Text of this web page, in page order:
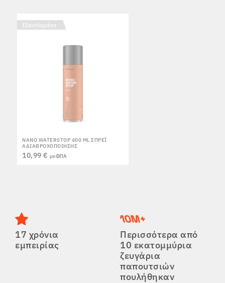
Εξαντλημένο
NANO WATERSTOP 400 ML ΣΠΡΈΙ
ΑΔΙΑΒΡΟΧΟΠΟΊΗΣΗΣ
10,99 € με ΦΠΑ
17 χρόνια
εμπειρίας
Περισσότερα από
10 εκατομμύρια
ζευγάρια
παπουτσιών
πουλήθηκαν